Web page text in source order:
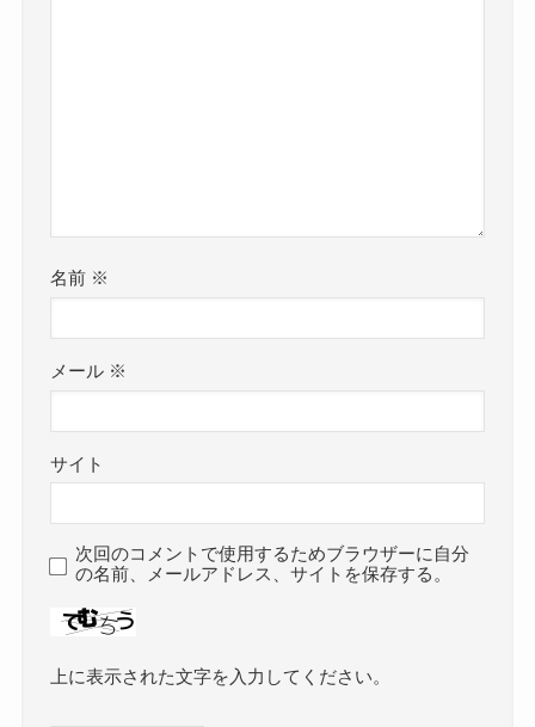
名前 ※
メール ※
サイト
次回のコメントで使用するためブラウザーに自分
の名前、メールアドレス、サイトを保存する。
上に表示された文字を入力してください。